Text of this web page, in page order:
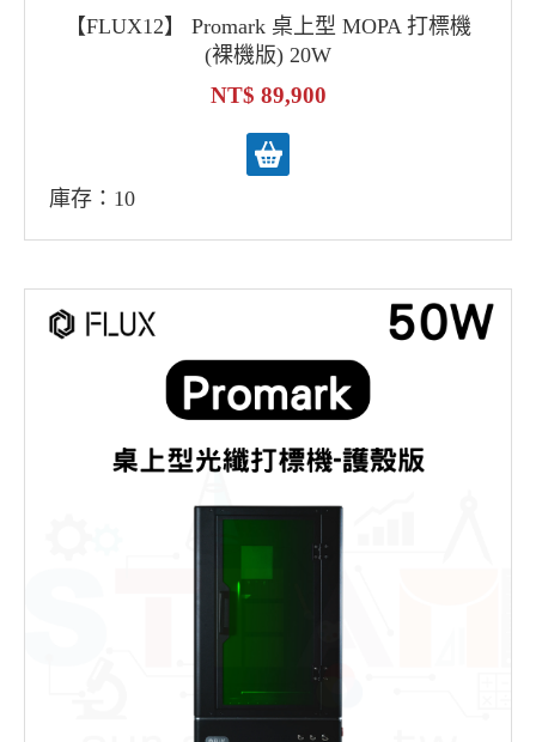
【FLUX12】 Promark 桌上型 MOPA 打標機
(裸機版) 20W
89,900
庫存：10